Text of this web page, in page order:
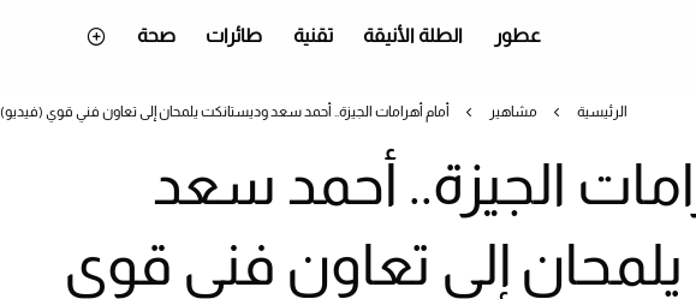
عطور الطلة الأنيقة تقنية طائرات صحة
الرئيسية مشاهير أمام أهرامات الجيزة.. أحمد سعد وديستانكت يلمحان إلى تعاون فني قوي (فيديو)
الجيزة.. أحمد سعد
إلى تعاون فني قوي